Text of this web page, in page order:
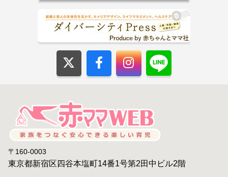
〒160-0003
東京都新宿区四谷本塩町14番1号第2田中ビル2階